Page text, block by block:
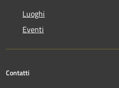
Luoghi
Eventi
Contatti